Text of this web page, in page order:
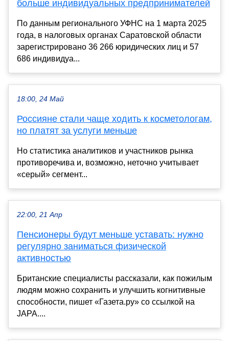
больше индивидуальных предпринимателей
По данным регионального УФНС на 1 марта 2025
года, в налоговых органах Саратовской области
зарегистрировано 36 266 юридических лиц и 57
686 индивидуа...
18:00, 24 Май
Россияне стали чаще ходить к косметологам,
но платят за услуги меньше
Но статистика аналитиков и участников рынка
противоречива и, возможно, неточно учитывает
«серый» сегмент...
22:00, 21 Апр
Пенсионеры будут меньше уставать: нужно
регулярно заниматься физической
активностью
Британские специалисты рассказали, как пожилым
людям можно сохранить и улучшить когнитивные
способности, пишет «Газета.ру» со ссылкой на
JАРА....